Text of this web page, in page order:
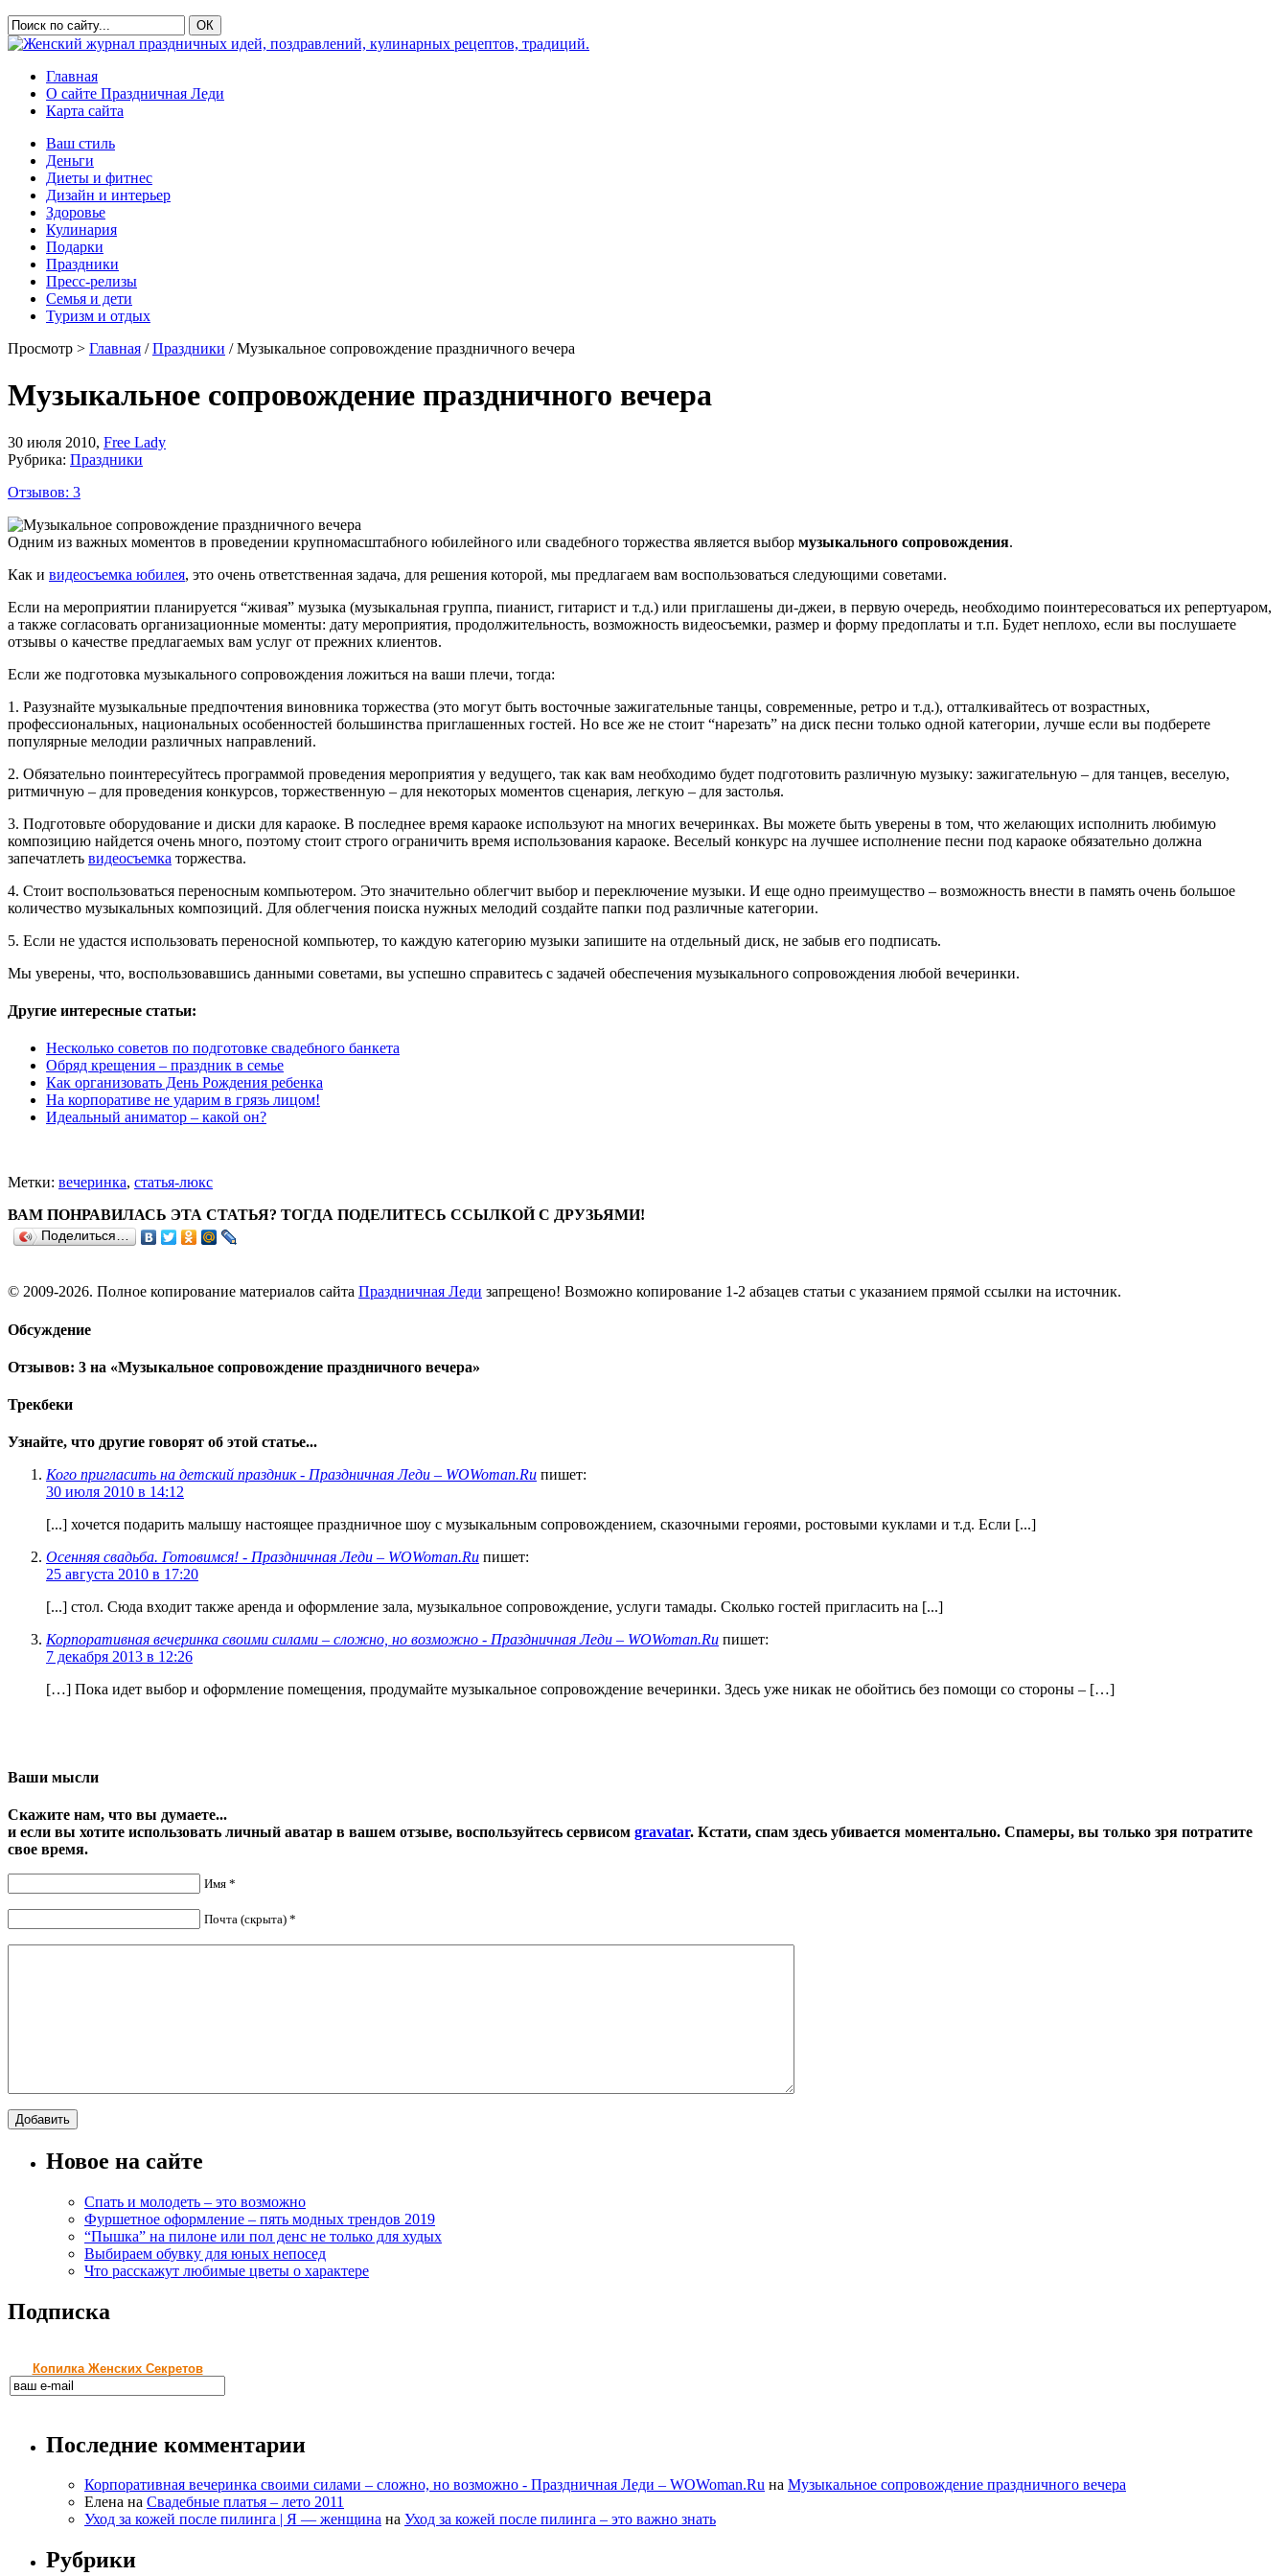
Главная
О сайте Праздничная Леди
Карта сайта
Ваш стиль
Деньги
Диеты и фитнес
Дизайн и интерьер
Здоровье
Кулинария
Подарки
Праздники
Пресс-релизы
Семья и дети
Туризм и отдых
Просмотр > Главная /Праздники / Музыкальное сопровождение праздничного вечера
Музыкальное сопровождение праздничного вечера
30 июля 2010, Free Lady
Рубрика: Праздники
Отзывов: 3
Одним из важных моментов в проведении крупномасштабного юбилейного или свадебного торжества является выбор музыкального сопровождения.
Как и видеосъемка юбилея, это очень ответственная задача, для решения которой, мы предлагаем вам воспользоваться следующими советами.
Если на мероприятии планируется “живая” музыка (музыкальная группа, пианист, гитарист и т.д.) или приглашены ди-джеи, в первую очередь, необходимо поинтересоваться их репертуаром,
а также согласовать организационные моменты: дату мероприятия, продолжительность, возможность видеосъемки, размер и форму предоплаты и т.п. Будет неплохо, если вы послушаете
отзывы о качестве предлагаемых вам услуг от прежних клиентов.
Если же подготовка музыкального сопровождения ложиться на ваши плечи, тогда:
1. Разузнайте музыкальные предпочтения виновника торжества (это могут быть восточные зажигательные танцы, современные, ретро и т.д.), отталкивайтесь от возрастных,
профессиональных, национальных особенностей большинства приглашенных гостей. Но все же не стоит “нарезать” на диск песни только одной категории, лучше если вы подберете
популярные мелодии различных направлений.
2. Обязательно поинтересуйтесь программой проведения мероприятия у ведущего, так как вам необходимо будет подготовить различную музыку: зажигательную – для танцев, веселую,
ритмичную – для проведения конкурсов, торжественную – для некоторых моментов сценария, легкую – для застолья.
3. Подготовьте оборудование и диски для караоке. В последнее время караоке используют на многих вечеринках. Вы можете быть уверены в том, что желающих исполнить любимую
композицию найдется очень много, поэтому стоит строго ограничить время использования караоке. Веселый конкурс на лучшее исполнение песни под караоке обязательно должна
запечатлеть видеосъемка торжества.
4. Стоит воспользоваться переносным компьютером. Это значительно облегчит выбор и переключение музыки. И еще одно преимущество – возможность внести в память очень большое
количество музыкальных композиций. Для облегчения поиска нужных мелодий создайте папки под различные категории.
5. Если не удастся использовать переносной компьютер, то каждую категорию музыки запишите на отдельный диск, не забыв его подписать.
Мы уверены, что, воспользовавшись данными советами, вы успешно справитесь с задачей обеспечения музыкального сопровождения любой вечеринки.
Другие интересные статьи:
Несколько советов по подготовке свадебного банкета
Обряд крещения – праздник в семье
Как организовать День Рождения ребенка
На корпоративе не ударим в грязь лицом!
Идеальный аниматор – какой он?
Метки: вечеринка, статья-люкс
ВАМ ПОНРАВИЛАСЬ ЭТА СТАТЬЯ? ТОГДА ПОДЕЛИТЕСЬ ССЫЛКОЙ С ДРУЗЬЯМИ!
Поделиться…
© 2009-2026. Полное копирование материалов сайта Праздничная Леди запрещено! Возможно копирование 1-2 абзацев статьи с указанием прямой ссылки на источник.
Обсуждение
Отзывов: 3 на «Музыкальное сопровождение праздничного вечера»
Трекбеки
Узнайте, что другие говорят об этой статье...
Кого пригласить на детский праздник - Праздничная Леди – WOWoman.Ru пишет:
30 июля 2010 в 14:12
[...] хочется подарить малышу настоящее праздничное шоу с музыкальным сопровождением, сказочными героями, ростовыми куклами и т.д. Если [...]
Осенняя свадьба. Готовимся! - Праздничная Леди – WOWoman.Ru пишет:
25 августа 2010 в 17:20
[...] стол. Сюда входит также аренда и оформление зала, музыкальное сопровождение, услуги тамады. Сколько гостей пригласить на [...]
Корпоративная вечеринка своими силами – сложно, но возможно - Праздничная Леди – WOWoman.Ru пишет:
7 декабря 2013 в 12:26
[…] Пока идет выбор и оформление помещения, продумайте музыкальное сопровождение вечеринки. Здесь уже никак не обойтись без помощи со стороны – […]
Ваши мысли
Скажите нам, что вы думаете...
и если вы хотите использовать личный аватар в вашем отзыве, воспользуйтесь сервисом gravatar. Кстати, спам здесь убивается моментально. Спамеры, вы только зря потратите
свое время.
Имя *
Почта (скрыта) *
Новое на сайте
Спать и молодеть – это возможно
Фуршетное оформление – пять модных трендов 2019
“Пышка” на пилоне или пол денс не только для худых
Выбираем обувку для юных непосед
Что расскажут любимые цветы о характере
Подписка
Копилка Женских Секретов
Последние комментарии
Корпоративная вечеринка своими силами – сложно, но возможно - Праздничная Леди – WOWoman.Ru на Музыкальное сопровождение праздничного вечера
Елена на Свадебные платья – лето 2011
Уход за кожей после пилинга | Я — женщина на Уход за кожей после пилинга – это важно знать
Рубрики